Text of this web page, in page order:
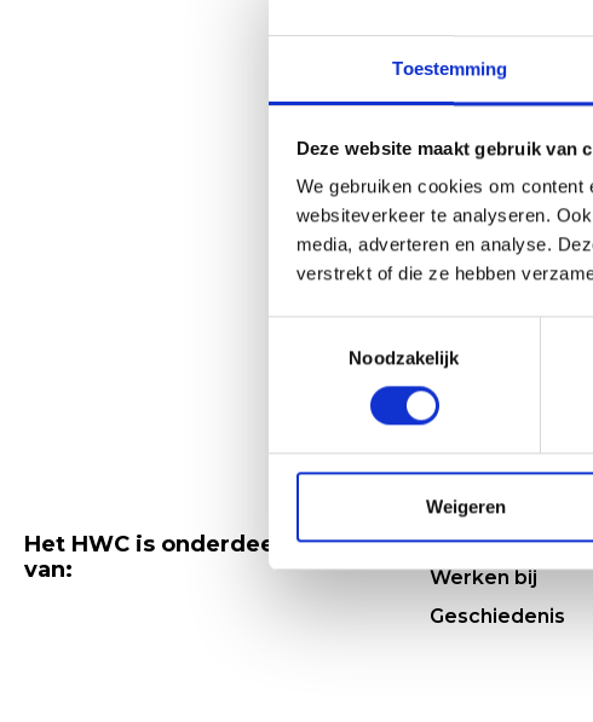
Toestemming
Deze website maakt gebruik van
We gebruiken cookies om
websiteverkeer te analyseren.
media, adverteren en analyse.
verstrekt of die ze hebben
Noodzakelijk
Weigeren
Het HWC is onderdeel
van:
Snel naar
Wie zijn wij
Kom kijken bij
Waarom het
Werken bij
Geschiedenis